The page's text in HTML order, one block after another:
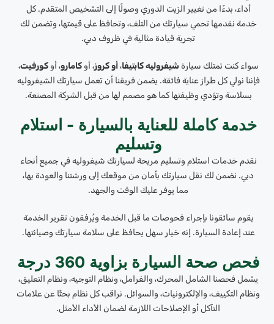
أداء، بدءًا من تغيير الزيت الدوري وصولًا إلى التشخيص المتقدم. كل
خدمة نقدمها تحمي سيارتك من التلف، وتحافظ على قيمتها، وتضمن لك
تجربة قيادة مثالية في ظروف دبي.
سواء كنت تمتلك سيارة شيفروليه كابتيفا،أو كروز، أو كامارو، أوكورفيت،
فإننا نولي كل طراز عناية فائقة. يضمن فريقنا أن تعمل سيارتك الشيفروليه
بسلاسة وتؤدي وظيفتها كما هو مصمم لها من قبل الشركة المصنعة.
خدمة كاملة للعناية بالسيارة - استلام
وتسليم
نقدم خدمات استلام وتسليم مريحة لسيارتك شيفروليه في جميع أنحاء
دبي. نضمن لك نقل سيارتك بأمان من موقعك إلى ورشتنا والعودة بها،
مما يوفر عليك الوقت والجهد.
يقوم سائقونا بإجراء فحوصات ما قبل الخدمة ويُرفقون تقرير الخدمة
عند إعادة السيارة. إنه خيار سهل يحافظ على سلامة سيارتك وصيانتها.
فحص صحة السيارة بزاوية 360 درجة
يشمل فحصنا الشامل المحرك، والفرامل، ونظام التوجيه، ونظام التعليق،
ونظام التكييف، والإلكترونيات، والسوائل. نراقب كل نظام بحثًا عن علامات
التآكل أو الإصلاحات اللازمة لضمان الأداء الأمثل.